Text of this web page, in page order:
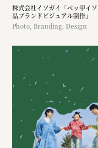
株式会社イソガイ「ベッ甲イ
品ブランドビジュアル制作」
Photo, Branding, Design